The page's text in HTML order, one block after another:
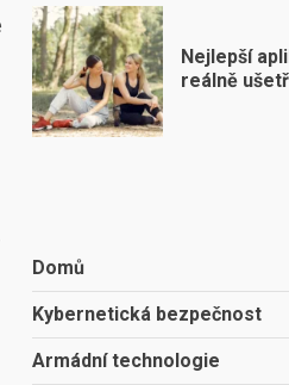
Nejlepší
reálně
Domů
Kybernetická bezpečnost
Armádní technologie